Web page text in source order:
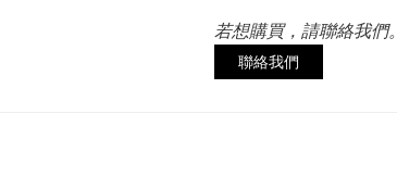
若想購買，請聯絡我們。
聯絡我們